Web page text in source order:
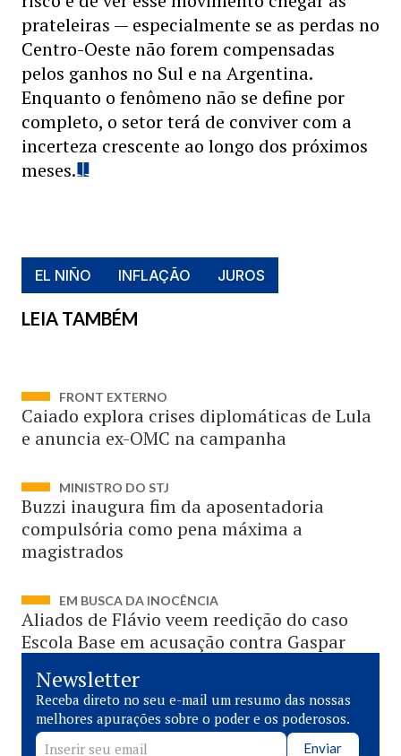
prateleiras — especialmente se as perdas no
Centro-Oeste não forem compensadas
pelos ganhos no Sul e na Argentina.
Enquanto o fenômeno não se define por
completo, o setor terá de conviver com a
incerteza crescente ao longo dos próximos
meses.
EL NIÑO INFLAÇÃO JUROS
LEIA TAMBÉM
FRONT EXTERNO
Caiado explora crises diplomáticas de Lula
e anuncia ex-OMC na campanha
MINISTRO DO STJ
Buzzi inaugura fim da aposentadoria
compulsória como pena máxima a
magistrados
EM BUSCA DA INOCÊNCIA
Aliados de Flávio veem reedição do caso
Escola Base em acusação contra Gaspar
Newsletter
Receba direto no seu e-mail um resumo das nossas
melhores apurações sobre o poder e os poderosos.
Enviar